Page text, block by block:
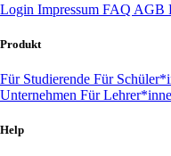
Login Impressum FAQ AGB
Produkt
Für Studierende Für
Unternehmen Für
Help